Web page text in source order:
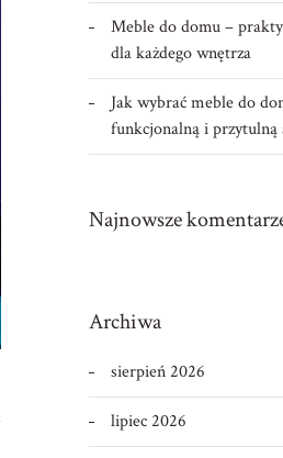
Meble do domu –
dla każdego wnętrza
Jak wybrać meble do
funkcjonalną i przytulną
Najnowsze
Archiwa
sierpień 2026
lipiec 2026